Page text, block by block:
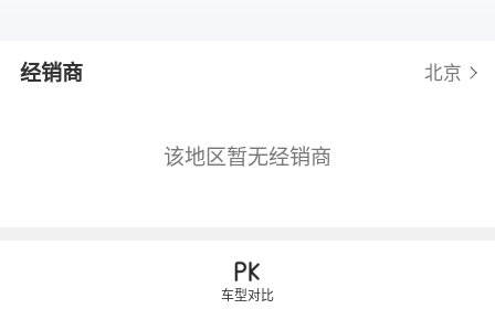
经销商 北京
该地区暂无经销商
车型对比